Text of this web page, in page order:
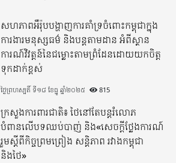
សហភាពអឺរ៉ុបបង្ហាញការគាំទ្រចំពោះកម្ពុជាក្នុង
ការងារមនុស្សធម៌ និងបន្តតាមដាន អំពីស្ថាន
ការណ៍វិវត្តន៍នៃជម្លោះតាមព្រំដែនដោយយកចិត្ត
ទុកដាក់ខ្ពស់
ថ្ងៃព្រហស្បតិ៍ ទី១៨ ខែធ្នូ ឆ្នាំ២០២៥ 815
ក្រសួងការពារជាតិ៖ ថៃនៅតែបន្តរំលោភ
បំពានលើបទឈប់បាញ់ និង«សេចក្តីថ្លែងការណ៍
រួមស្តីពីកិច្ចព្រមព្រៀង សន្តិភាព រវាងកម្ពុជា
និងថៃ»